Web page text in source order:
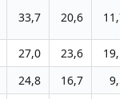
33,7 20,6 11,7
27,0 23,6
19,1
24,8 16,7
9,5